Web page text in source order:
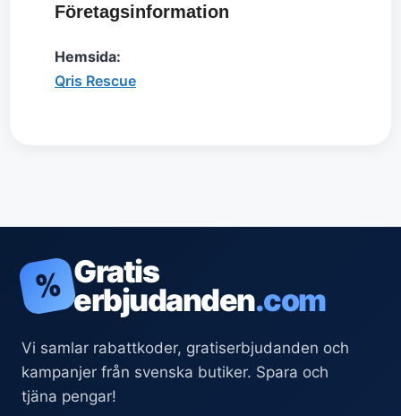
Företagsinformation
Hemsida:
Qris Rescue
% Gratis
erbjudanden.com
Vi samlar rabattkoder, gratiserbjudanden och
kampanjer från svenska butiker. Spara och
tjäna pengar!